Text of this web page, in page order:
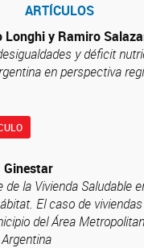
ARTÍCULOS
Longhi y Ramiro
y déficit
en perspectiva
Ginestar
de la Vivienda Saludable
El caso de
del Área